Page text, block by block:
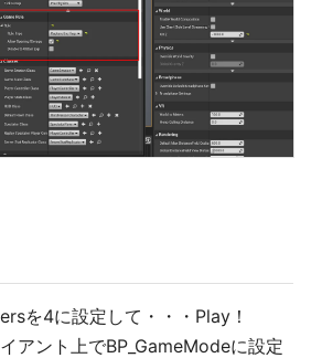
を4に設定して・・・Play！
アント上でBP_GameModeに設定